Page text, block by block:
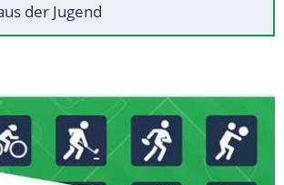
der Jugend